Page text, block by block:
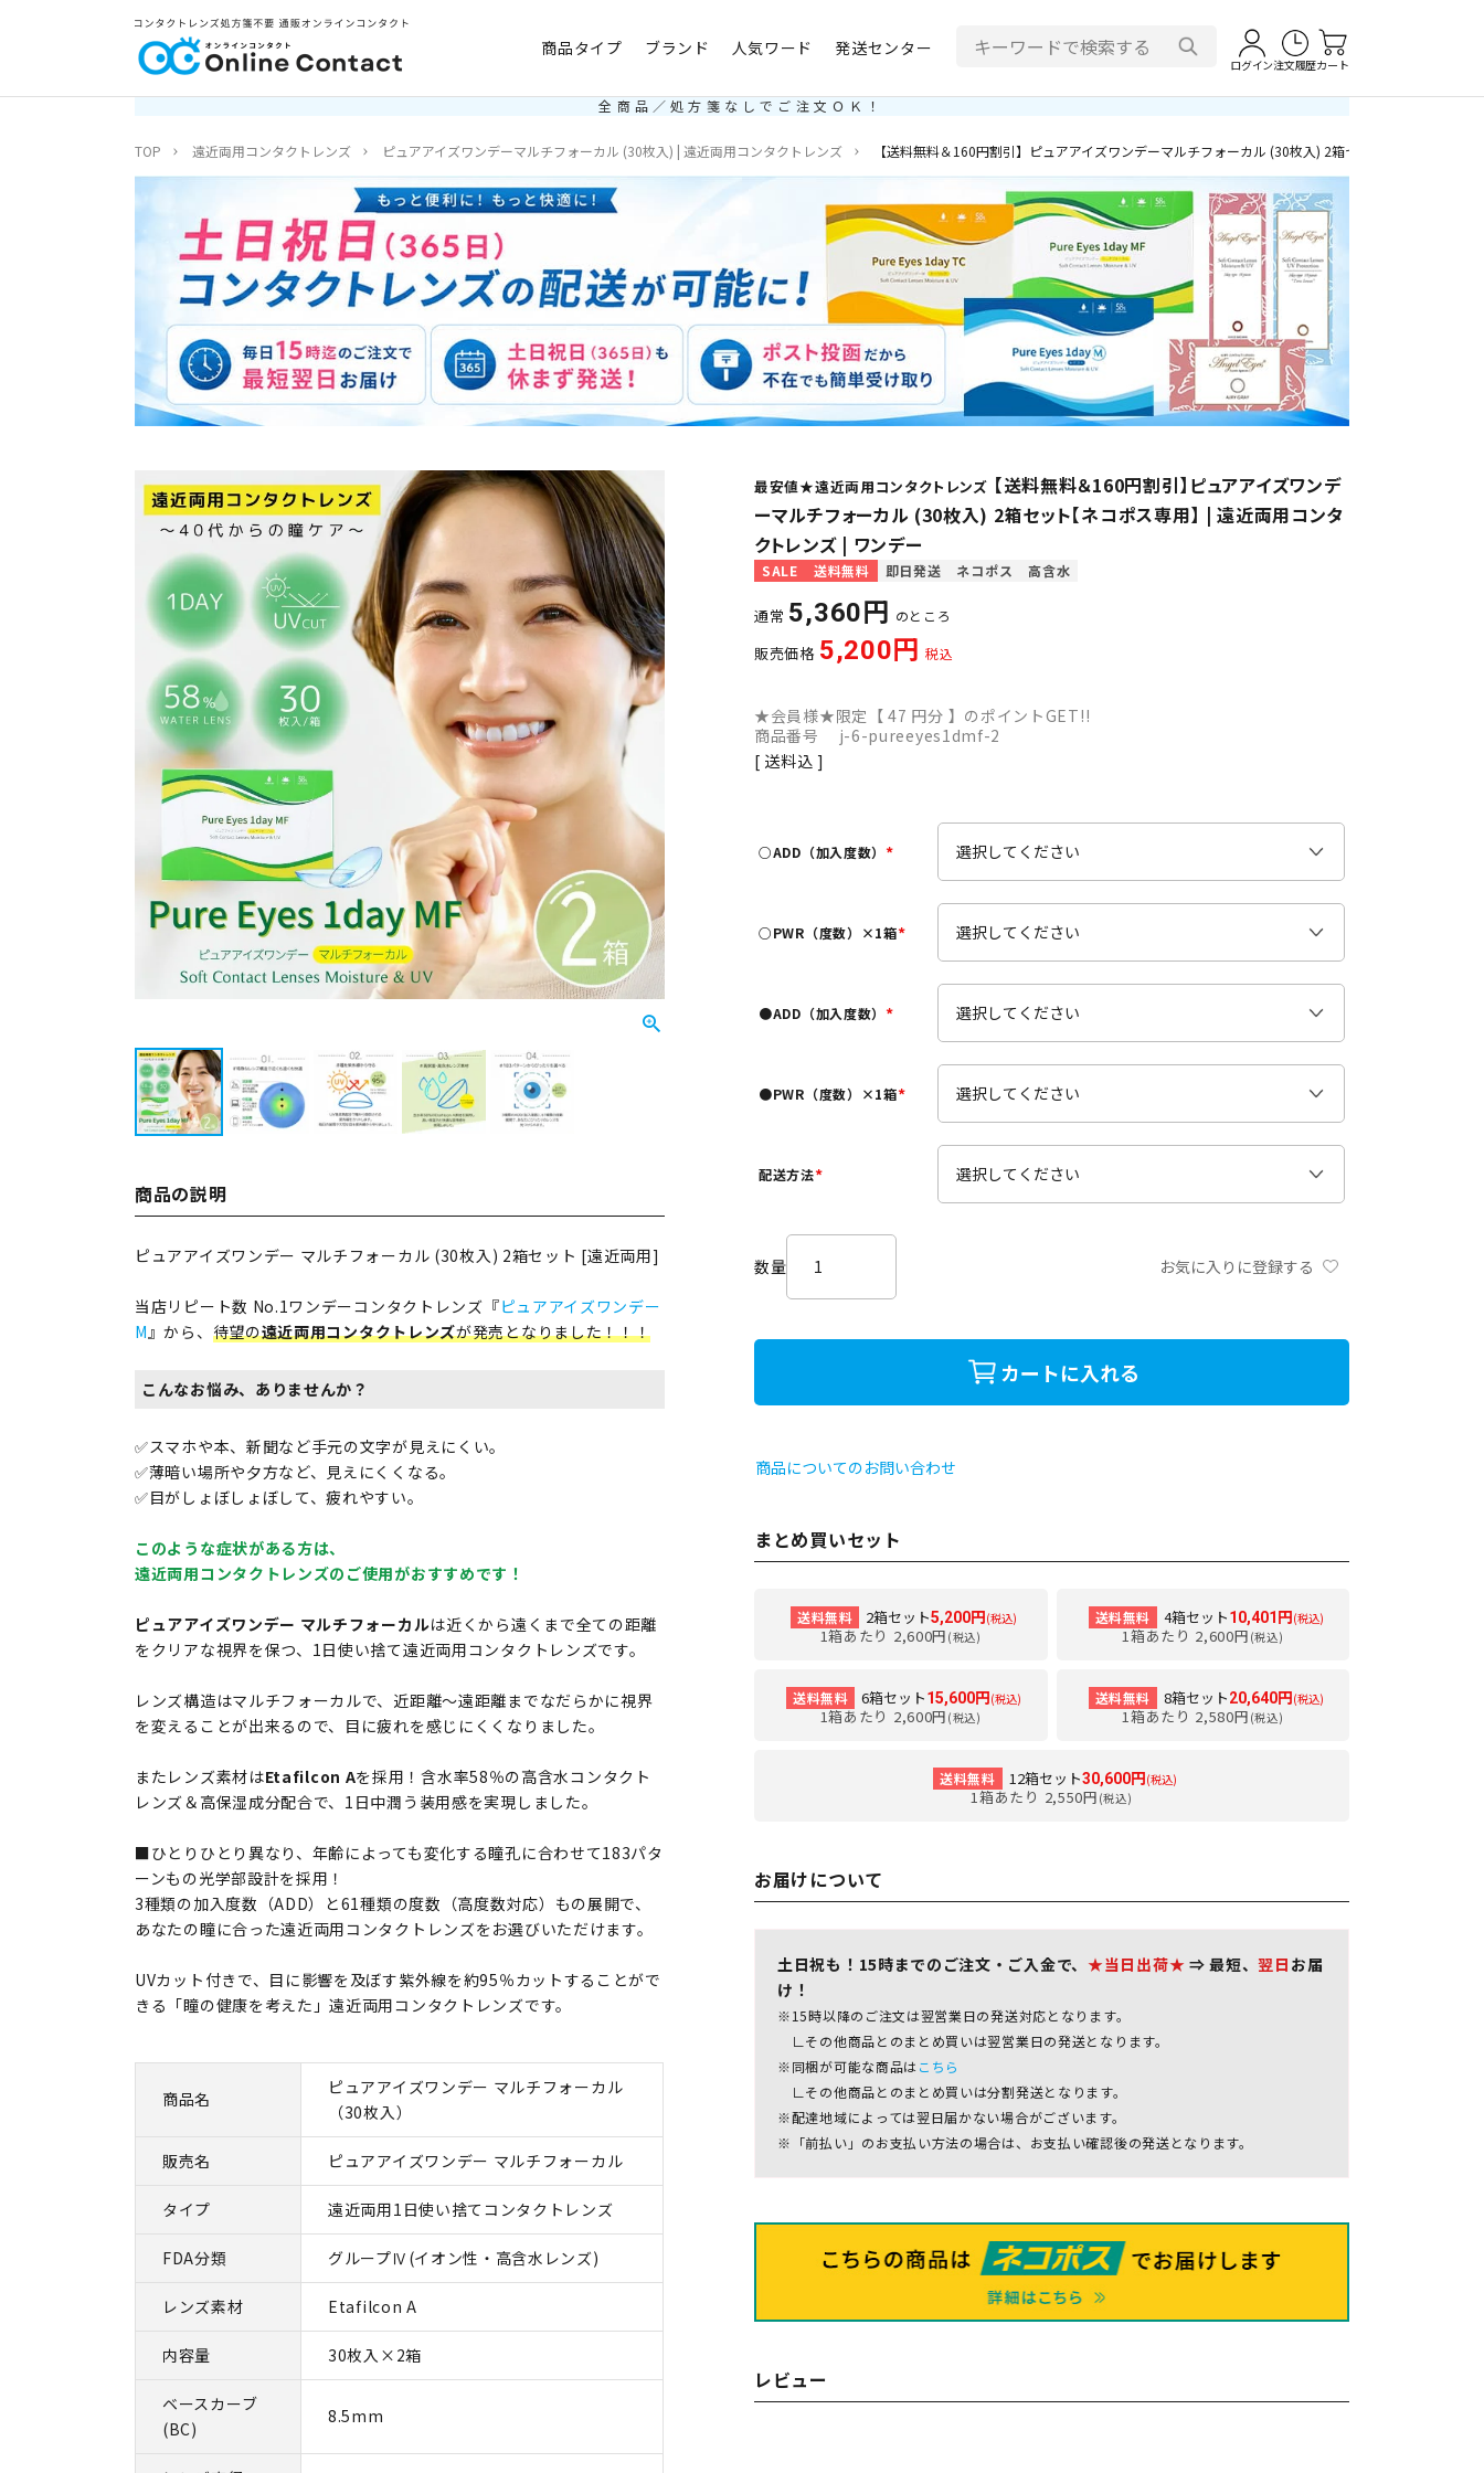
商品タイプ ブランド 人気ワード 発送センター
ログイン注文履歴カート
全商品／処方箋なしでご注文ＯＫ！
TOP 遠近両用コンタクトレンズ ピュアアイズワンデーマルチフォーカル (30枚入) | 遠近両用コンタクトレンズ 【送料無料＆160円割引】ピュアアイズワンデーマルチフォーカル (30枚入) 2箱セット【ネコポス専
最安値★遠近両用コンタクトレンズ 【送料無料＆160円割引】ピュアアイズワンデ
ーマルチフォーカル (30枚入) 2箱セット【ネコポス専用】 | 遠近両用コンタ
クトレンズ | ワンデー
SALE 送料無料 即日発送 ネコポス 高含水
通常 5,360 のところ
販売価格 5,200 税込
★会員様★限定【 47 円分 】のポイントGET!!
商品番号
j-6-pureeyes1dmf-2
送料込
○ADD（加入度数）
)
○PWR（度数）×1箱
●ADD（加入度数）
)
●PWR（度数）×1箱
配送方法
須
お気に入りに登録する
カートに入れる
商品についてのお問い合わせ
まとめ買いセット
送料無料 2箱セット5,200円 (税込)
1箱あたり 2,600円 (税込)
送料無料 4箱セット10,401円 (税込)
1箱あたり 2,600円 (税込)
送料無料 6箱セット15,600円 (税込)
1箱あたり 2,600円 (税込)
送料無料 8箱セット20,640円 (税込)
1箱あたり 2,580円 (税込)
送料無料 12箱セット30,600円 (税込)
1箱あたり 2,550円 (税込)
お届けについて
土日祝も！15時までのご注文・ご入金で、 ★当日出荷★ ⇒ 最短、翌日 お届
け！
※15時以降のご注文は翌営業日の発送対応となります。
∟その他商品とのまとめ買いは翌営業日の発送となります。
※同梱が可能な商品はこちら
∟その他商品とのまとめ買いは分割発送となります。
※配達地域によっては翌日届かない場合がございます。
※「前払い」のお支払い方法の場合は、お支払い確認後の発送となります。
レビュー
商品の説明
ピュアアイズワンデー マルチフォーカル (30枚入) 2箱セット [遠近両用]
当店リピート数 No.1ワンデーコンタクトレンズ『ピュアアイズワンデー
M』から、 待望の遠近両用コンタクトレンズが発売となりました！！！
こんなお悩み、ありませんか？
✅スマホや本、新聞など手元の文字が見えにくい。
✅薄暗い場所や夕方など、見えにくくなる。
✅目がしょぼしょぼして、疲れやすい。
このような症状がある方は、
遠近両用コンタクトレンズのご使用がおすすめです！
ピュアアイズワンデー マルチフォーカルは近くから遠くまで全ての距離
をクリアな視界を保つ、1日使い捨て遠近両用コンタクトレンズです。
レンズ構造はマルチフォーカルで、近距離～遠距離までなだらかに視界
を変えることが出来るので、目に疲れを感じにくくなりました。
またレンズ素材はEtafilcon Aを採用！含水率58％の高含水コンタクト
レンズ＆高保湿成分配合で、1日中潤う装用感を実現しました。
■ひとりひとり異なり、年齢によっても変化する瞳孔に合わせて183パタ
ーンもの光学部設計を採用！
3種類の加入度数（ADD）と61種類の度数（高度数対応）もの展開で、
あなたの瞳に合った遠近両用コンタクトレンズをお選びいただけます。
UVカット付きで、目に影響を及ぼす紫外線を約95％カットすることがで
きる「瞳の健康を考えた」遠近両用コンタクトレンズです。
商品名
ピュアアイズワンデー マルチフォーカル
（30枚入）
販売名 ピュアアイズワンデー マルチフォーカル
タイプ 遠近両用1日使い捨てコンタクトレンズ
FDA分類 グループⅣ(イオン性・高含水レンズ)
レンズ素材 Etafilcon A
内容量 30枚入×2箱
ベースカーブ
(BC)
8.5mm